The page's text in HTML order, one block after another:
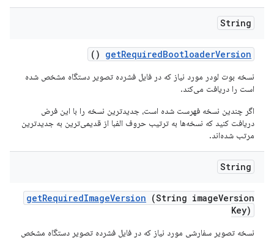
String
getRequiredBootloaderVersion
()
نسخه بوت لودر مورد نیاز که در فایل فشرده تصویر دستگاه مشخص شده
است را دریافت می‌کند.
اگر چندین نسخه فهرست شده است، جدیدترین نسخه را با این فرض
دریافت کنید که نسخه‌ها به ترتیب حروف الفبا از قدیمی‌ترین به جدیدترین
مرتب شده‌اند.
String
getRequiredImageVersion (String imageVersion
Key)
نسخه تصویر سفارشی مورد نیاز که در فایل فشرده تصویر دستگاه مشخص